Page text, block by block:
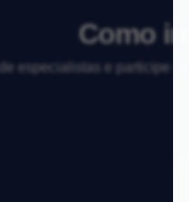
Como
especialistas e participe